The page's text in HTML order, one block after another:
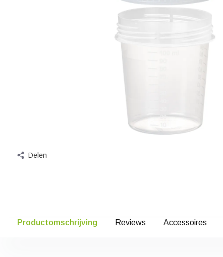
Delen
Productomschrijving Reviews Accessoires